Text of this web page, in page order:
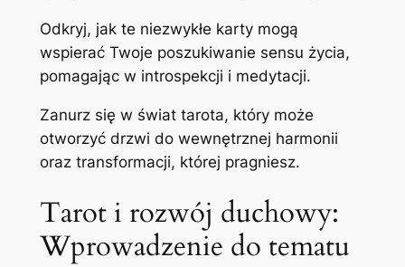
Odkryj, jak te niezwykłe karty mogą
wspierać Twoje poszukiwanie sensu życia,
pomagając w introspekcji i medytacji.
Zanurz się w świat tarota, który może
otworzyć drzwi do wewnętrznej harmonii
oraz transformacji, której pragniesz.
Tarot i rozwój duchowy:
Wprowadzenie do tematu